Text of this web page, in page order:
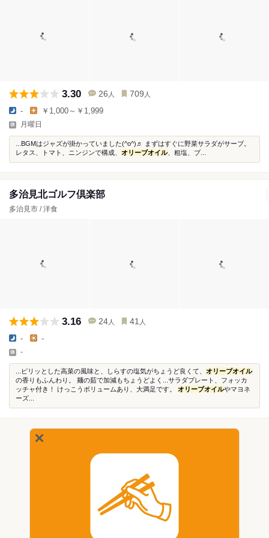
3.30 26 人 709 人
- ￥1,000～￥1,999
月曜日
...BGMはジャズが掛かっていました(^o^)♬ まずはすぐに野菜サラダがサーブ。
レタス、トマト、ニンジンで構成、 オリーブオイル、粗塩、ブ...
多治見北ゴルフ倶楽部
多治見市 / 洋食
3.16 24 人 41 人
- -
-
...ピリッとした高菜の風味と、しらすの塩気がちょうど良くて、 オリーブオイル
の香りもふんわり。 麺の茹で加減もちょうどよく...サラダプレート、フォッカ
ッチャ付き！ けっこうボリュームあり、大満足です。 オリーブオイルやマヨネ
ーズ...